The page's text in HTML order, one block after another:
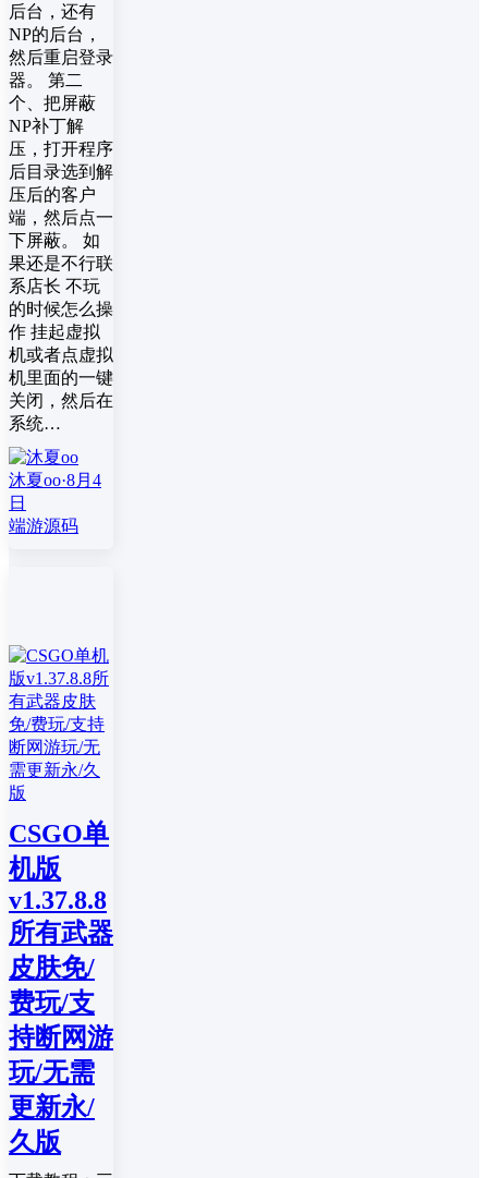
后台，还有
NP的后台，
然后重启登录
器。 第二
个、把屏蔽
NP补丁解
压，打开程序
后目录选到解
压后的客户
端，然后点一
下屏蔽。 如
果还是不行联
系店长 不玩
的时候怎么操
作 挂起虚拟
机或者点虚拟
机里面的一键
关闭，然后在
系统…
沐夏oo·8月4
日
端游源码
CSGO单
机版
v1.37.8.8
所有武器
皮肤免/
费玩/支
持断网游
玩/无需
更新永/
久版